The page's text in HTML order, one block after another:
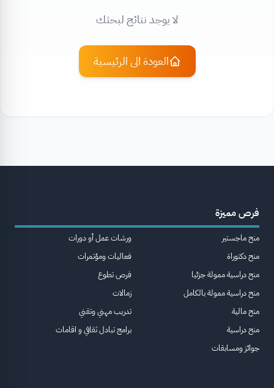
لا يوجد نتائج لبحثك
العودة الى الرئيسية
فرص مميزة
منح ماجستير
منح دكتوراة
منح دراسية ممولة جزئيا
منح دراسية ممولة بالكامل
منح مالية
منح دراسية
جوائز ومسابقات
ورشات عمل أو دورات
فعاليات ومؤتمرات
فرص تطوع
زمالات
تدريب مهني وتقني
برامج تبادل ثقافي و اقامات